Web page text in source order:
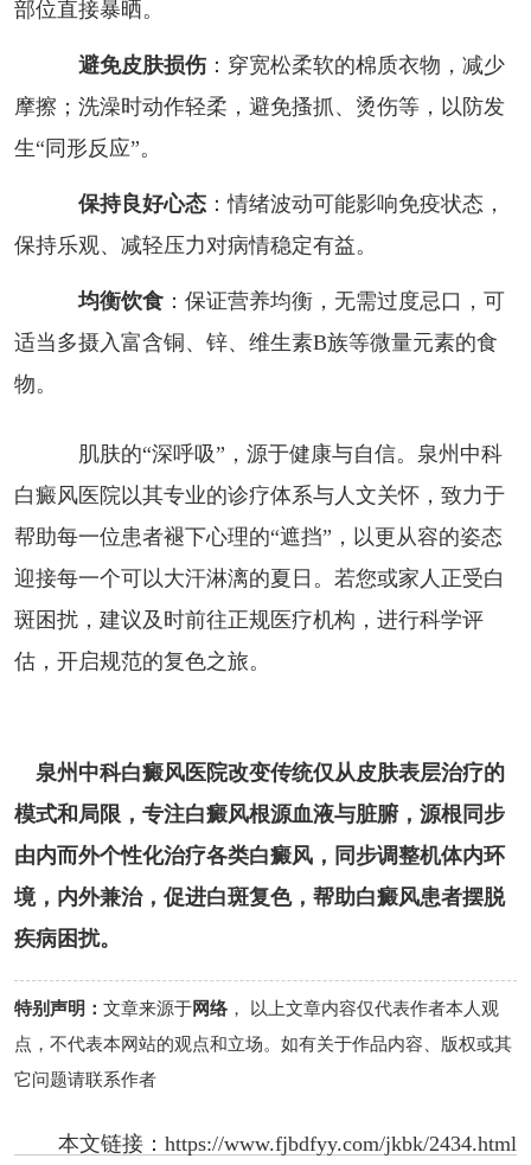
部位直接暴晒。
避免皮肤损伤：穿宽松柔软的棉质衣物，减少
摩擦；洗澡时动作轻柔，避免搔抓、烫伤等，以防发
生“同形反应”。
保持良好心态：情绪波动可能影响免疫状态，
保持乐观、减轻压力对病情稳定有益。
均衡饮食：保证营养均衡，无需过度忌口，可
适当多摄入富含铜、锌、维生素B族等微量元素的食
物。
肌肤的“深呼吸”，源于健康与自信。泉州中科
白癜风医院以其专业的诊疗体系与人文关怀，致力于
帮助每一位患者褪下心理的“遮挡”，以更从容的姿态
迎接每一个可以大汗淋漓的夏日。若您或家人正受白
斑困扰，建议及时前往正规医疗机构，进行科学评
估，开启规范的复色之旅。
泉州中科白癜风医院改变传统仅从皮肤表层治疗的
模式和局限，专注白癜风根源血液与脏腑，源根同步
由内而外个性化治疗各类白癜风，同步调整机体内环
境，内外兼治，促进白斑复色，帮助白癜风患者摆脱
疾病困扰。
特别声明： 文章来源于网络， 以上文章内容仅代表作者本人观
点，不代表本网站的观点和立场。如有关于作品内容、版权或其
它问题请联系作者
本文链接：https://www.fjbdfyy.com/jkbk/2434.html